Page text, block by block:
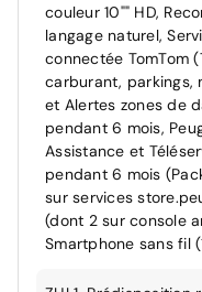
couleur 10"" HD,
langage naturel,
connectée TomTom
carburant, parkings,
et Alertes zones de
pendant 6 mois,
Assistance et
pendant 6 mois
sur services
(dont 2 sur console
Smartphone sans fil